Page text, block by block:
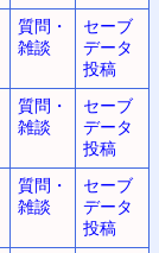
質問・
雑談
セーブ
データ
投稿
質問・
雑談
セーブ
データ
投稿
質問・
雑談
セーブ
データ
投稿